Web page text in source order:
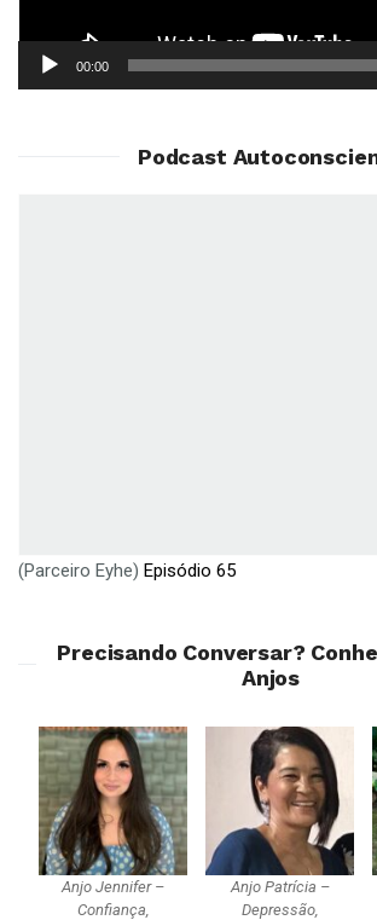
00:00
Podcast
(Parceiro Eyhe) Episódio 65
Precisando Conversar?
Anjos
Anjo Jennifer –
Confiança,
Anjo Patrícia –
Depressão,